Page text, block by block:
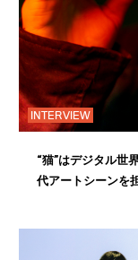
INTERVIEW
“猫”はデジタル世
代アートシーンを